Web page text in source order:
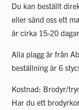
Du kan beställt
eller sänd oss ett
är cirka 15-20 dagar.
Alla plagg är från
beställning är 6
Kostnad: Brodyr/
Har du ett